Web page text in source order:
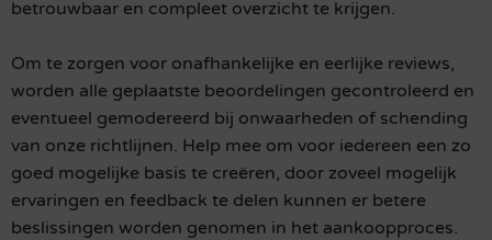
betrouwbaar en compleet overzicht te krijgen.
Om te zorgen voor onafhankelijke en eerlijke reviews,
worden alle geplaatste beoordelingen gecontroleerd en
eventueel gemodereerd bij onwaarheden of schending
van onze richtlijnen. Help mee om voor iedereen een zo
goed mogelijke basis te creëren, door zoveel mogelijk
ervaringen en feedback te delen kunnen er betere
beslissingen worden genomen in het aankoopproces.